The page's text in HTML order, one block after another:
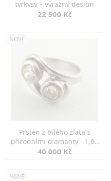
tyrkysy – výrazný design
22 500 Kč
NOVÉ
Prsten z bílého zlata s
přírodními diamanty - 1,00
ct
40 000 Kč
NOVÉ